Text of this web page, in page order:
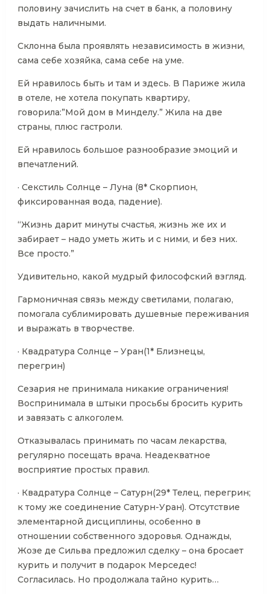
половину зачислить на счет в банк, а половину
выдать наличными.
Склонна была проявлять независимость в жизни,
сама себе хозяйка, сама себе на уме.
Ей нравилось быть и там и здесь. В Париже жила
в отеле, не хотела покупать квартиру,
говорила:”Мой дом в Минделу.” Жила на две
страны, плюс гастроли.
Ей нравилось большое разнообразие эмоций и
впечатлений.
· Секстиль Солнце – Луна (8* Скорпион,
фиксированная вода, падение).
“Жизнь дарит минуты счастья, жизнь же их и
забирает – надо уметь жить и с ними, и без них.
Все просто.”
Удивительно, какой мудрый философский взгляд.
Гармоничная связь между светилами, полагаю,
помогала сублимировать душевные переживания
и выражать в творчестве.
· Квадратура Солнце – Уран(1* Близнецы,
перегрин)
Сезария не принимала никакие ограничения!
Воспринимала в штыки просьбы бросить курить
и завязать с алкоголем.
Отказывалась принимать по часам лекарства,
регулярно посещать врача. Неадекватное
восприятие простых правил.
· Квадратура Солнце – Сатурн(29* Телец, перегрин;
к тому же соединение Сатурн-Уран). Отсутствие
элементарной дисциплины, особенно в
отношении собственного здоровья. Однажды,
Жозе де Сильва предложил сделку – она бросает
курить и получит в подарок Мерседес!
Согласилась. Но продолжала тайно курить…